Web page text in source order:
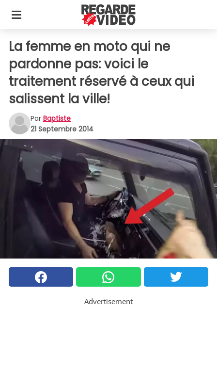
La femme en moto qui ne
pardonne pas: voici le
traitement réservé à ceux qui
salissent la ville!
Par Baptiste
21 Septembre 2014
Advertisement